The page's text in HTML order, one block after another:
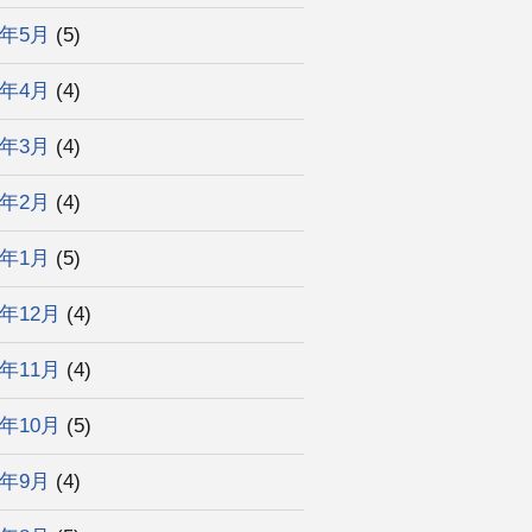
5月 (5)
4月 (4)
3月 (4)
2月 (4)
1月 (5)
12月 (4)
11月 (4)
10月 (5)
9月 (4)